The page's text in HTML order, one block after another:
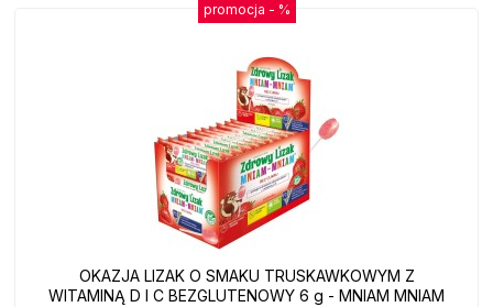
OKAZJA LIZAK O SMAKU TRUSKAWKOWYM Z
WITAMINĄ D I C BEZGLUTENOWY 6 g - MNIAM MNIAM
promocja - %